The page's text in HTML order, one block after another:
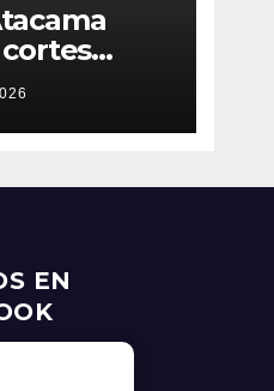
de
en
Caldera:
EN